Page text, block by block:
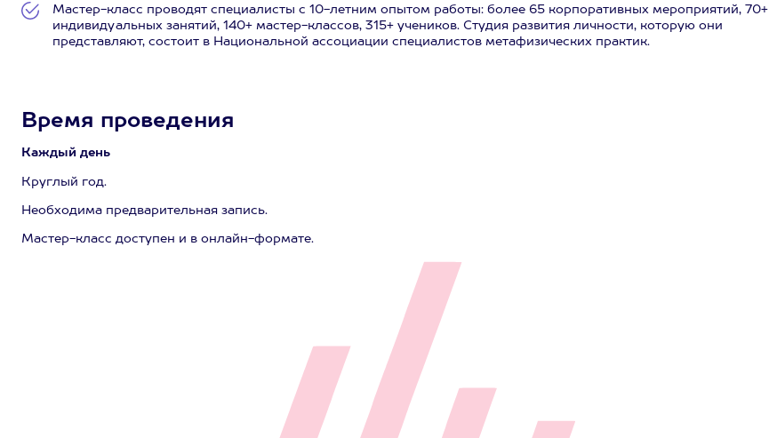
Мастер-класс проводят специалисты с 10-летним опытом работы: более 65 корпоративных мероприятий, 70+
индивидуальных занятий, 140+ мастер-классов, 315+ учеников. Студия развития личности, которую они
представляют, состоит в Национальной ассоциации специалистов метафизических практик.
Время проведения
Каждый день
Круглый год.
Необходима предварительная запись.
Мастер-класс доступен и в онлайн-формате.